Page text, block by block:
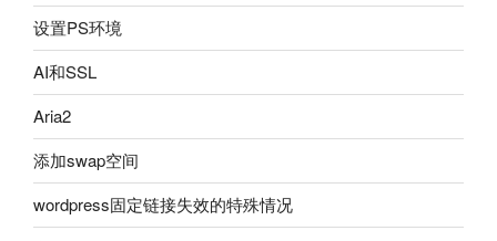
设置PS环境
AI和SSL
Aria2
添加swap空间
wordpress固定链接失效的特殊情况